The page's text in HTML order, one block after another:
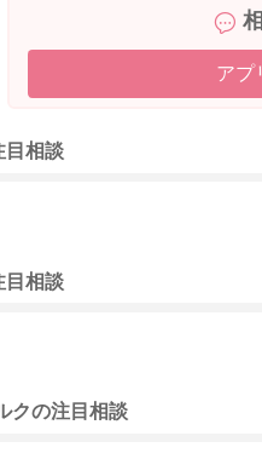
アプ
目相談
目相談
クの注目相談